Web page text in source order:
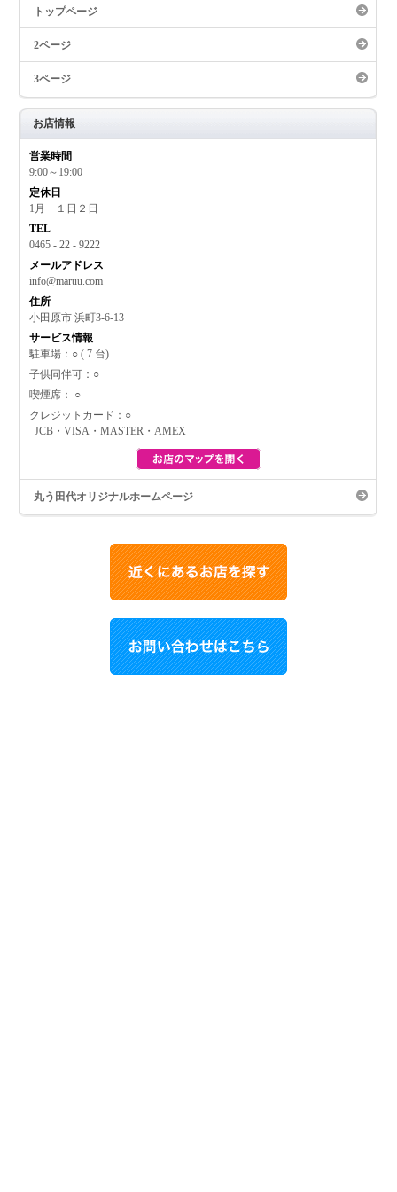
お買い物
トップページ
2ページ
3ページ
お店情報
営業時間
9:00～19:00
定休日
1月 １日２日
TEL
0465 - 22 - 9222
メールアドレス
info@maruu.com
住所
小田原市 浜町3-6-13
サービス情報
駐車場：○ ( 7 台)
子供同伴可：○
喫煙席： ○
クレジットカード：○
JCB・VISA・MASTER・AMEX
丸う田代オリジナルホームページ